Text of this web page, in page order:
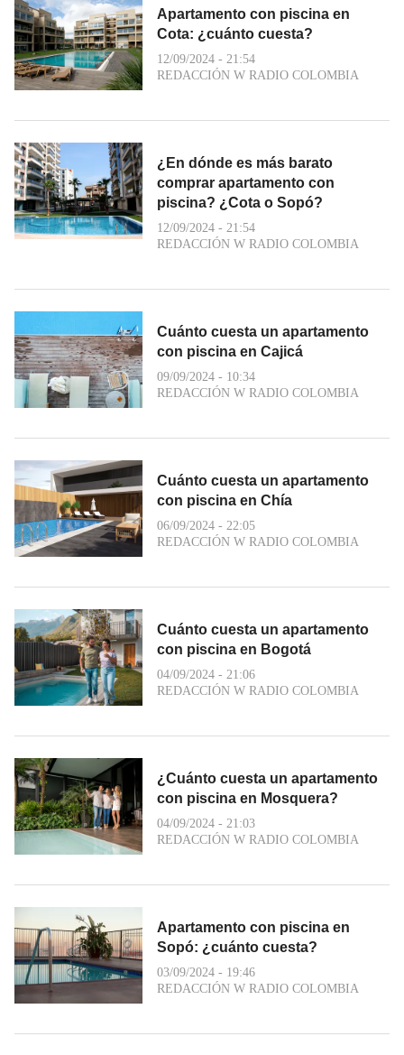
Apartamento con piscina en
Cota: ¿cuánto cuesta?
12/09/2024 - 21:54
REDACCIÓN W RADIO COLOMBIA
¿En dónde es más barato
comprar apartamento con
piscina? ¿Cota o Sopó?
12/09/2024 - 21:54
REDACCIÓN W RADIO COLOMBIA
Cuánto cuesta un apartamento
con piscina en Cajicá
09/09/2024 - 10:34
REDACCIÓN W RADIO COLOMBIA
Cuánto cuesta un apartamento
con piscina en Chía
06/09/2024 - 22:05
REDACCIÓN W RADIO COLOMBIA
Cuánto cuesta un apartamento
con piscina en Bogotá
04/09/2024 - 21:06
REDACCIÓN W RADIO COLOMBIA
¿Cuánto cuesta un apartamento
con piscina en Mosquera?
04/09/2024 - 21:03
REDACCIÓN W RADIO COLOMBIA
Apartamento con piscina en
Sopó: ¿cuánto cuesta?
03/09/2024 - 19:46
REDACCIÓN W RADIO COLOMBIA